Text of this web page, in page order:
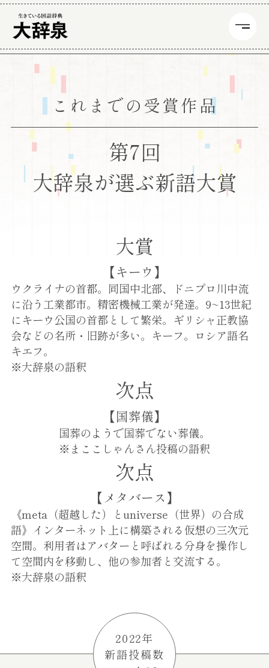
これまでの受賞作品
第7回
大辞泉が選ぶ新語大賞
大賞
【キーウ】
ウクライナの首都。同国中北部、ドニプロ川中流
に沿う工業都市。精密機械工業が発達。9~13世紀
にキーウ公国の首都として繁栄。ギリシャ正教協
会などの名所・旧跡が多い。キーフ。ロシア語名
キエフ。
※大辞泉の語釈
次点
【国葬儀】
国葬のようで国葬でない葬儀。
※まここしゃんさん投稿の語釈
次点
【メタバース】
《meta（超越した）とuniverse（世界）の合成
語》インターネット上に構築される仮想の三次元
空間。利用者はアバターと呼ばれる分身を操作し
て空間内を移動し、他の参加者と交流する。
※大辞泉の語釈
2022年
新語投稿数